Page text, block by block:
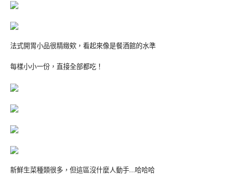
法式開胃小品很精緻欸，看起來像是餐酒館的水準
每樣小小一份，直接全部都吃！
新鮮生菜種類很多，但這區沒什麼人動手…哈哈哈